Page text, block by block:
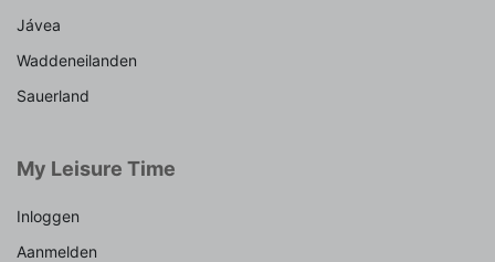
Jávea
Waddeneilanden
Sauerland
My Leisure Time
Inloggen
Aanmelden